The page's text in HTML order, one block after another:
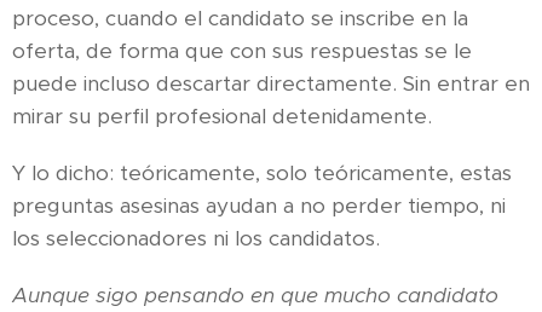
proceso, cuando el candidato se inscribe en la
oferta, de forma que con sus respuestas se le
puede incluso descartar directamente. Sin entrar en
mirar su perfil profesional detenidamente.
Y lo dicho: teóricamente, solo teóricamente, estas
preguntas asesinas ayudan a no perder tiempo, ni
los seleccionadores ni los candidatos.
Aunque sigo pensando en que mucho candidato